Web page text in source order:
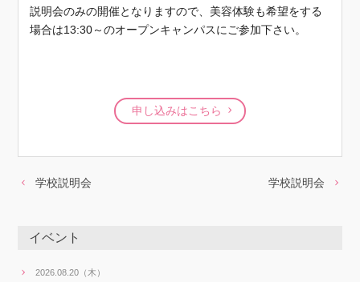
説明会のみの開催となりますので、美容体験も希望をする
場合は13:30～のオープンキャンパスにご参加下さい。
申し込みはこちら
学校説明会 学校説明会
イベント
2026.08.20（木）